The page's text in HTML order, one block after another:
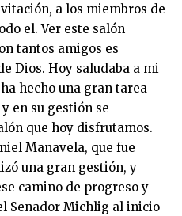
a los miembros de
el. Ver este salón
tantos amigos es
Dios. Hoy saludaba a mi
hecho una gran tarea
en su gestión se
que hoy disfrutamos.
Manavela, que fue
una gran gestión, y
camino de progreso y
Senador Michlig al inicio